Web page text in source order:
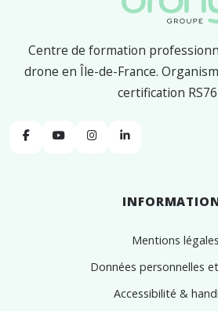
Centre de formation
drone en Île-de-France.
certification
FacebookYouTubeInstagramLinkedin
Mentions légales
Données personnelles
Accessibilité &